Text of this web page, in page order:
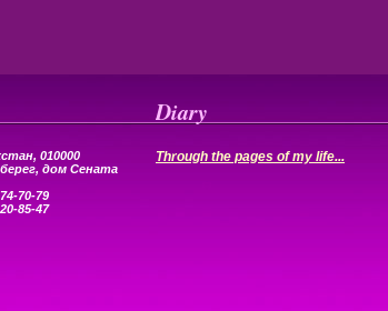
010000
дом Сената
70-79
85-47
Diary
Through the pages of my life...